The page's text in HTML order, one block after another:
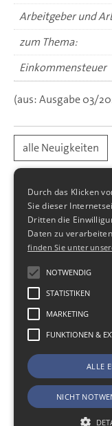
Arbeitgeber und
zum Thema:
Einkommensteuer
(aus: Ausgabe 03/
alle Neuigkeiten
SBS
SBS
Hohe Straße
01187
Telefax:
E-Mail:
ESt-Helfer
Start
Impressum
Durch das Klicken
Sie dieser
Dritten die
Daten zu
finden Sie unter
NOTWENDIG
STATISTIKEN
MARKETING
FUNKTIONEN &
ALLE
NICHT